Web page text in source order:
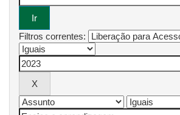
Filtros correntes: